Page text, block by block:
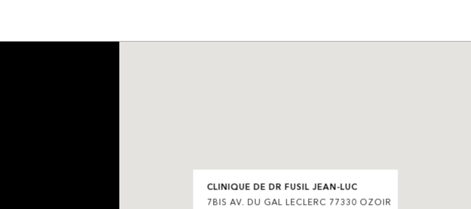
CLINIQUE DE DR FUSIL JEAN-LUC
7BIS AV. DU GAL LECLERC 77330 OZOIR